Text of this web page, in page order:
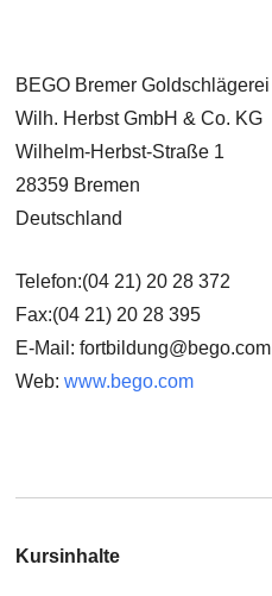
BEGO Bremer Goldschlägerei
Wilh. Herbst GmbH & Co. KG
Wilhelm-Herbst-Straße 1
28359 Bremen
Deutschland
Telefon:(04 21) 20 28 372
Fax:(04 21) 20 28 395
E-Mail: fortbildung@bego.com
Web:www.bego.com
Kursinhalte